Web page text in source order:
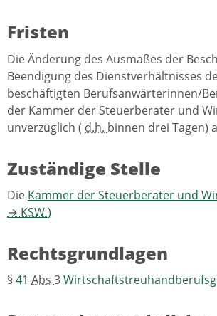
Fristen
Die Änderung des Ausmaßes der
Beendigung des Dienstverhältnisses
beschäftigten Berufsanwärterinnen/
der Kammer der Steuerberater und
unverzüglich ( d.h. binnen drei Tagen)
Zuständige Stelle
Die Kammer der Steuerberater und
→ KSW)
Rechtsgrundlagen
§41 Abs 3